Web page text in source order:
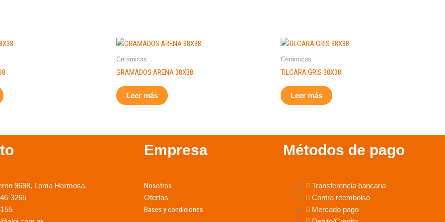
Cerámicas
GRAMADOS ARENA 38X38
Leer más
Cerámicas
TILCARA GRIS 38X38
Leer más
9698, Loma Hermosa.
3265
Empresa
Nosotros
Ofertas
Bases y condiciones
Métodos de pago
Transferencia bancaria
Contra reembolso
Mercado pago